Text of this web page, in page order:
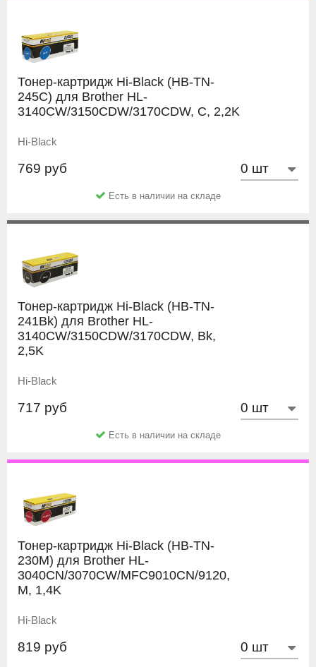
Тонер-картридж Hi-Black (HB-TN-
245C) для Brother HL-
3140CW/3150CDW/3170CDW, C, 2,2K
Hi-Black
769 руб
Есть в наличии на складе
Тонер-картридж Hi-Black (HB-TN-
241Bk) для Brother HL-
3140CW/3150CDW/3170CDW, Bk,
2,5K
Hi-Black
717 руб
Есть в наличии на складе
Тонер-картридж Hi-Black (HB-TN-
230M) для Brother HL-
3040CN/3070CW/MFC9010CN/9120,
M, 1,4K
Hi-Black
819 руб